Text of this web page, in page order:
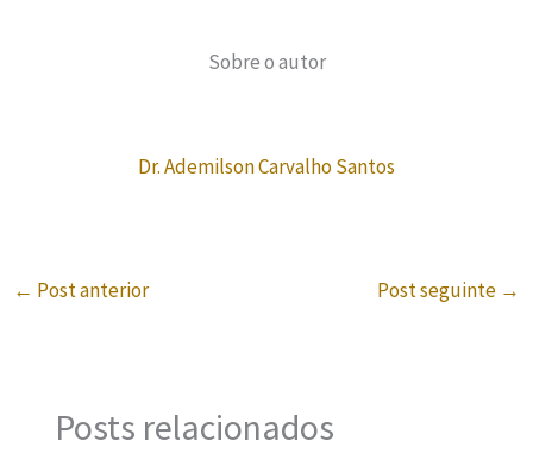
Sobre o autor
Dr. Ademilson Carvalho Santos
← Post anterior Post seguinte →
Posts relacionados